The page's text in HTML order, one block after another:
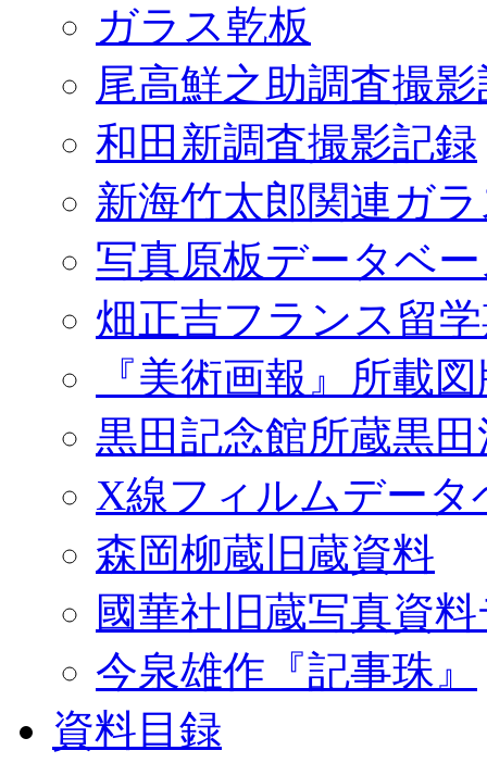
ガラス乾板
尾高鮮之助調査撮
和田新調査撮影記録
新海竹太郎関連ガ
写真原板データベ
畑正吉フランス留
『美術画報』所載
黒田記念館所蔵黒
X線フィルムデータ
森岡柳蔵旧蔵資料
國華社旧蔵写真資
今泉雄作『記事珠』
資料目録